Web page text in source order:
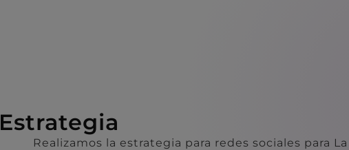
Estrategia
Realizamos la estrategia para redes sociales para